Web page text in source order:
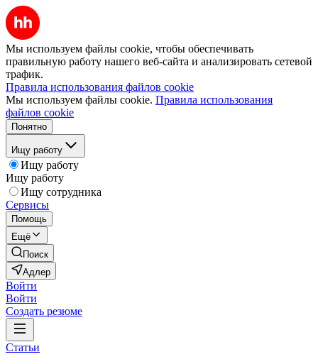
Мы используем файлы cookie, чтобы обеспечивать
правильную работу нашего веб-сайта и анализировать сетевой
трафик.
Правила использования файлов cookie
Мы используем файлы cookie. Правила использования
файлов cookie
Понятно
Ищу работу
Ищу работу
Ищу работу
Ищу сотрудника
Сервисы
Помощь
Ещё
Поиск
Адлер
Войти
Войти
Создать резюме
Статьи